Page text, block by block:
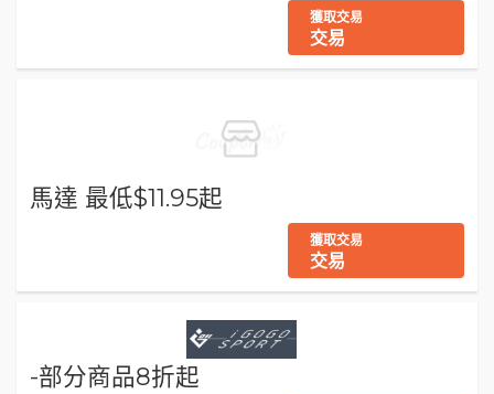
獲取交易
交易
馬達 最低$11.95起
獲取交易
交易
-部分商品8折起